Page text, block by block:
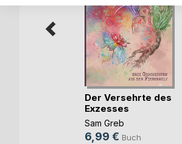
Der Versehrte des
Exzesses
Sam Greb
6,99 € Buch